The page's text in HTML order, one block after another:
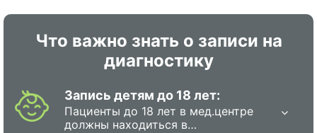
Что важно знать о записи на
диагностику
Запись детям до 18 лет:
Пациенты до 18 лет в мед.центре
должны находиться в